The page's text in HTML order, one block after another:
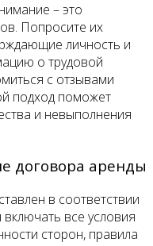
– это
Попросите их
личность и
о трудовой
с отзывами
подход поможет
и невыполнения
договора аренды
в соответствии
все условия
сторон, правила